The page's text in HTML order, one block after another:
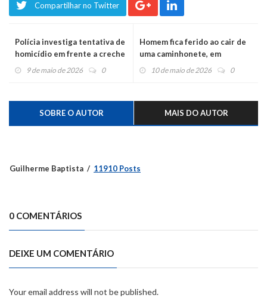
Compartilhar no Twitter
Polícia investiga tentativa de
homicídio em frente a creche
na Timbaúva
9 de maio de 2026 0
Homem fica ferido ao cair de
uma caminhonete, em
Harmonia
10 de maio de 2026 0
SOBRE O AUTOR MAIS DO AUTOR
Guilherme Baptista 11910 Posts
0 COMENTÁRIOS
DEIXE UM COMENTÁRIO
Your email address will not be published.